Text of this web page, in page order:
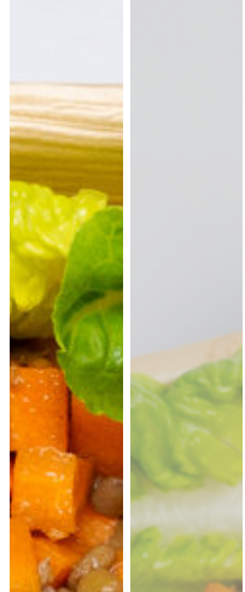
VORSCHLAG
Alles vegan